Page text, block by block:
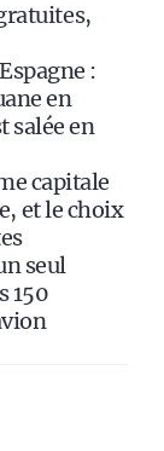
:
en
salée en
capitale
et le choix
seul
150